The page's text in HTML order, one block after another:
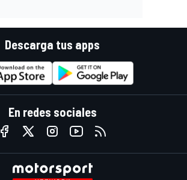
Descarga tus apps
En redes sociales